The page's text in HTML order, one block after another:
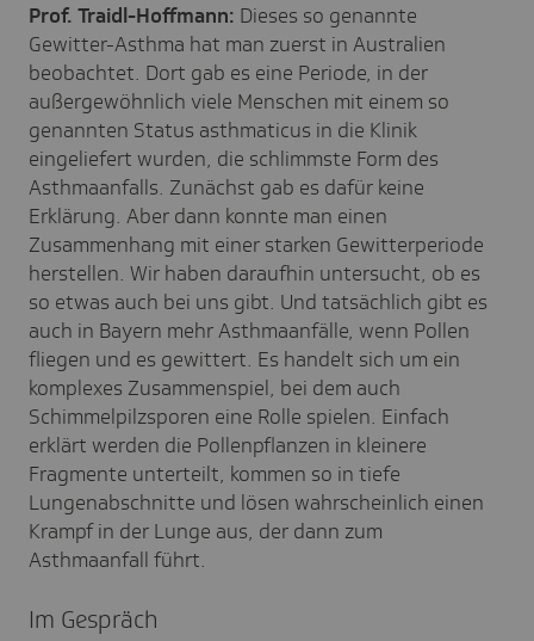
Prof. Traidl-Hoffmann: Dieses so genannte
Gewitter-Asthma hat man zuerst in Australien
beobachtet. Dort gab es eine Periode, in der
außergewöhnlich viele Menschen mit einem so
genannten Status asthmaticus in die Klinik
eingeliefert wurden, die schlimmste Form des
Asthmaanfalls. Zunächst gab es dafür keine
Erklärung. Aber dann konnte man einen
Zusammenhang mit einer starken Gewitterperiode
herstellen. Wir haben daraufhin untersucht, ob es
so etwas auch bei uns gibt. Und tatsächlich gibt es
auch in Bayern mehr Asthmaanfälle, wenn Pollen
fliegen und es gewittert. Es handelt sich um ein
komplexes Zusammenspiel, bei dem auch
Schimmelpilzsporen eine Rolle spielen. Einfach
erklärt werden die Pollenpflanzen in kleinere
Fragmente unterteilt, kommen so in tiefe
Lungenabschnitte und lösen wahrscheinlich einen
Krampf in der Lunge aus, der dann zum
Asthmaanfall führt.
Im Gespräch